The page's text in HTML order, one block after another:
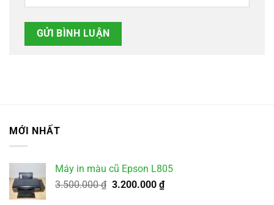
MỚI NHẤT
Máy in màu cũ Epson L805
3.500.000₫ Giá
3.200.000 ₫Giá